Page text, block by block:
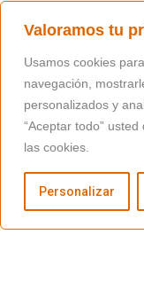
Valoramos tu
Usamos cookies
navegación,
personalizados y
“Aceptar todo”
las cookies.
Personalizar
(+34) 91 766
síguenos